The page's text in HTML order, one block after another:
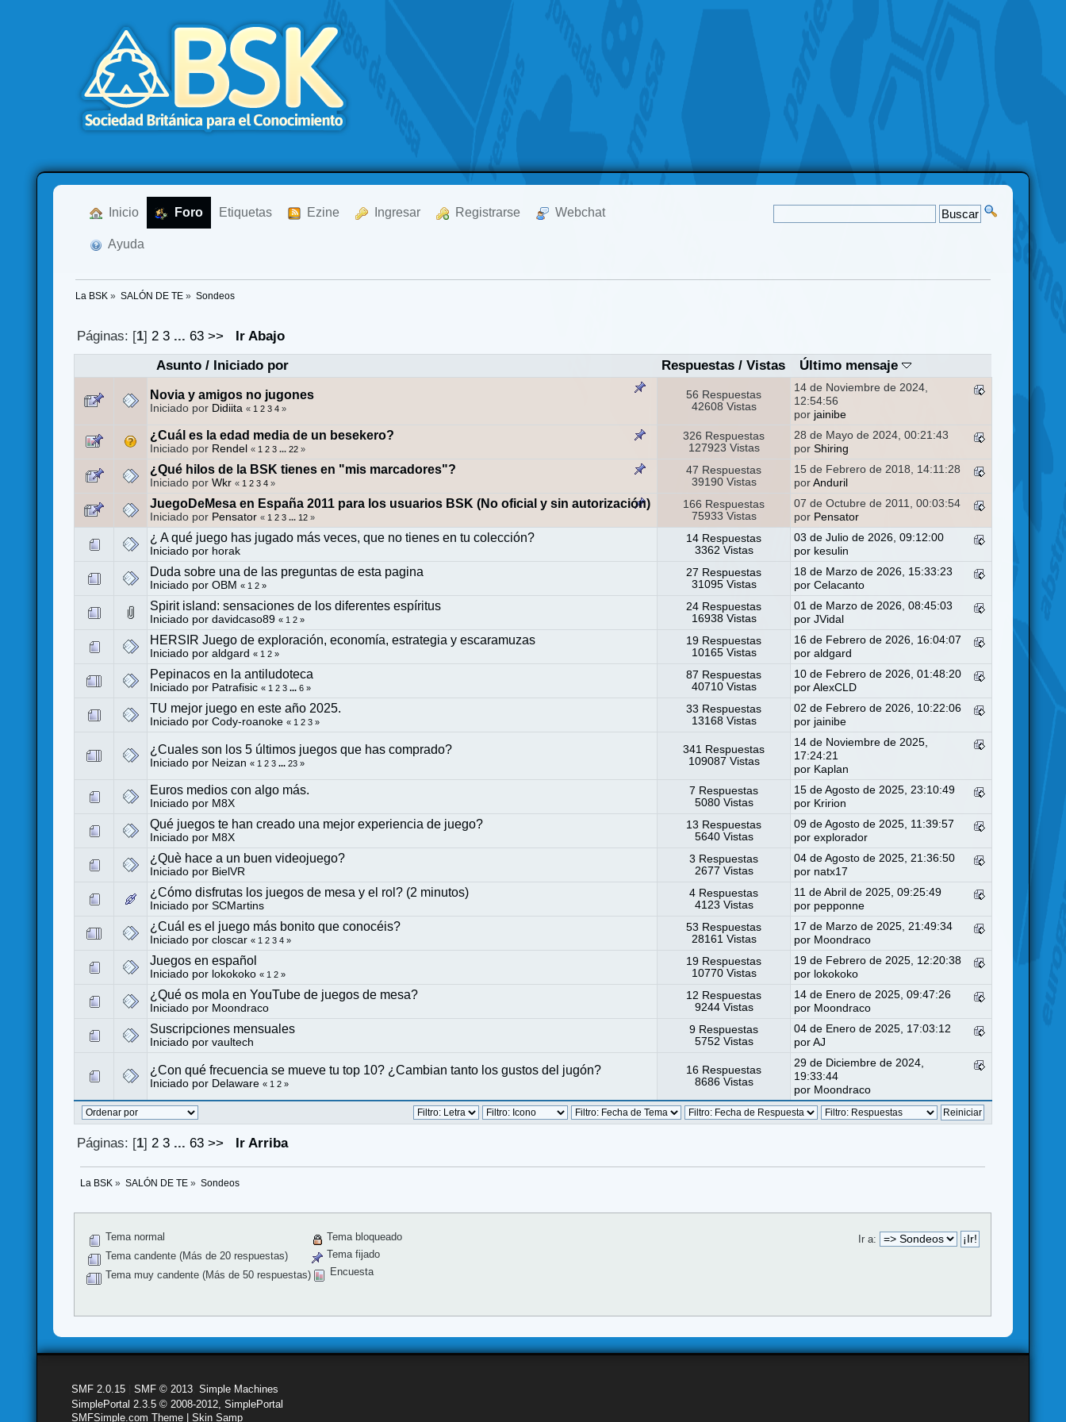
Inicio Foro Etiquetas Ezine Ingresar Registrarse Webchat
Ayuda
La BSK » SALÓN DE TE » Sondeos
Páginas: [1] 2 3 ... 63 >>
Ir Abajo
Asunto/ Iniciado por Respuestas /Vistas Último mensaje
Novia y amigos no jugones
Iniciado por Didiita « 1 2 3 4 »
56 Respuestas
42608 Vistas
14 de Noviembre de 2024,
12:54:56
por jainibe
¿Cuál es la edad media de un besekero?
Iniciado por Rendel « 1 2 3 ...22 »
326 Respuestas
127923 Vistas
28 de Mayo de 2024, 00:21:43
porShiring
¿Qué hilos de la BSK tienes en "mis marcadores"?
Iniciado porWkr « 1 2 3 4 »
47 Respuestas
39190 Vistas
15 de Febrero de 2018, 14:11:28
porAnduril
JuegoDeMesa en España 2011 para los usuarios BSK (No oficial y sin autorización)
Iniciado por Pensator « 1 2 3 ... 12 »
166 Respuestas
75933 Vistas
07 de Octubre de 2011, 00:03:54
por Pensator
¿ A qué juego has jugado más veces, que no tienes en tu colección?
Iniciado por horak
14 Respuestas
3362 Vistas
03 de Julio de 2026, 09:12:00
por kesulin
Duda sobre una de las preguntas de esta pagina
Iniciado porOBM « 1 2 »
27 Respuestas
31095 Vistas
18 de Marzo de 2026, 15:33:23
porCelacanto
Spirit island: sensaciones de los diferentes espíritus
Iniciado pordavidcaso89 « 1 2 »
24 Respuestas
16938 Vistas
01 de Marzo de 2026, 08:45:03
porJVidal
HERSIR Juego de exploración, economía, estrategia y escaramuzas
Iniciado poraldgard « 1 2 »
19 Respuestas
10165 Vistas
16 de Febrero de 2026, 16:04:07
poraldgard
Pepinacos en la antiludoteca
Iniciado por Patrafisic « 1 2 3 ...6 »
87 Respuestas
40710 Vistas
10 de Febrero de 2026, 01:48:20
porAlexCLD
TU mejor juego en este año 2025.
Iniciado porCody-roanoke « 1 2 3 »
33 Respuestas
13168 Vistas
02 de Febrero de 2026, 10:22:06
por jainibe
¿Cuales son los 5 últimos juegos que has comprado?
Iniciado por Neizan « 1 2 3 ...23 »
341 Respuestas
109087 Vistas
14 de Noviembre de 2025,
17:24:21
por Kaplan
Euros medios con algo más.
Iniciado por M8X
7 Respuestas
5080 Vistas
15 de Agosto de 2025, 23:10:49
por Kririon
Qué juegos te han creado una mejor experiencia de juego?
Iniciado por M8X
13 Respuestas
5640 Vistas
09 de Agosto de 2025, 11:39:57
porexplorador
¿Què hace a un buen videojuego?
Iniciado por BielVR
3 Respuestas
2677 Vistas
04 de Agosto de 2025, 21:36:50
por natx17
¿Cómo disfrutas los juegos de mesa y el rol? (2 minutos)
Iniciado porSCMartins
4 Respuestas
4123 Vistas
11 de Abril de 2025, 09:25:49
por pepponne
¿Cuál es el juego más bonito que conocéis?
Iniciado porcloscar « 1 2 3 4 »
53 Respuestas
28161 Vistas
17 de Marzo de 2025, 21:49:34
por Moondraco
Juegos en español
Iniciado por lokokoko « 1 2 »
19 Respuestas
10770 Vistas
19 de Febrero de 2025, 12:20:38
por lokokoko
¿Qué os mola en YouTube de juegos de mesa?
Iniciado por Moondraco
12 Respuestas
9244 Vistas
14 de Enero de 2025, 09:47:26
por Moondraco
Suscripciones mensuales
Iniciado porvaultech
9 Respuestas
5752 Vistas
04 de Enero de 2025, 17:03:12
porAJ
¿Con qué frecuencia se mueve tu top 10? ¿Cambian tanto los gustos del jugón?
Iniciado por Delaware « 1 2 »
16 Respuestas
8686 Vistas
29 de Diciembre de 2024,
19:33:44
por Moondraco
Páginas: [1] 2 3 ... 63 >> Ir Arriba
La BSK » SALÓN DE TE» Sondeos
Ir a:
Tema normal
Tema candente (Más de 20 respuestas)
Tema muy candente (Más de 50 respuestas)
Tema bloqueado
Tema fijado
Encuesta
SMF 2.0.15 |SMF © 2013 ,Simple Machines
SimplePortal 2.3.5 © 2008-2012, SimplePortal
SMFSimple.com Theme | Skin Samp